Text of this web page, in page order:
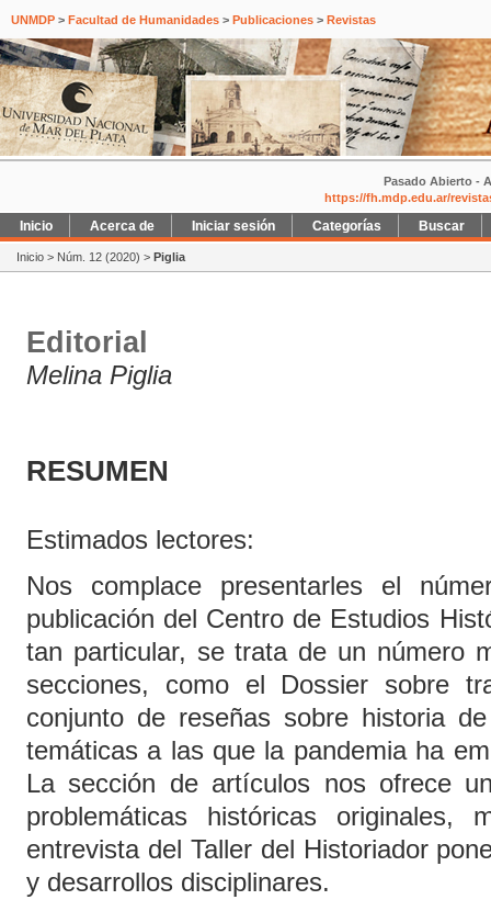
UNMDP > Facultad de Humanidades > Publicaciones > Revistas
Pasado Abierto -
https://fh.mdp.edu.ar/
Inicio Acerca de Iniciar sesión Categorías Buscar
Inicio > Núm. 12 (2020) > Piglia
Editorial
Melina Piglia
RESUMEN
Estimados lectores:
Nos complace presentarles el
publicación del Centro de Estudios
tan particular, se trata de un número
secciones, como el Dossier sobre
conjunto de reseñas sobre historia
temáticas a las que la pandemia ha
La sección de artículos nos ofrece
problemáticas históricas
entrevista del Taller del Historiador
y desarrollos disciplinares.